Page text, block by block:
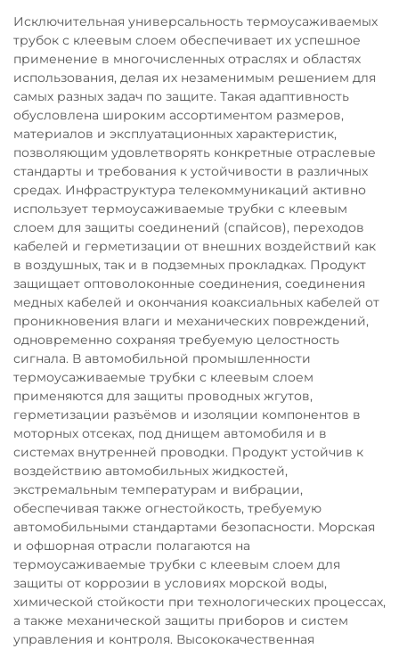
Исключительная универсальность термоусаживаемых
трубок с клеевым слоем обеспечивает их успешное
применение в многочисленных отраслях и областях
использования, делая их незаменимым решением для
самых разных задач по защите. Такая адаптивность
обусловлена широким ассортиментом размеров,
материалов и эксплуатационных характеристик,
позволяющим удовлетворять конкретные отраслевые
стандарты и требования к устойчивости в различных
средах. Инфраструктура телекоммуникаций активно
использует термоусаживаемые трубки с клеевым
слоем для защиты соединений (спайсов), переходов
кабелей и герметизации от внешних воздействий как
в воздушных, так и в подземных прокладках. Продукт
защищает оптоволоконные соединения, соединения
медных кабелей и окончания коаксиальных кабелей от
проникновения влаги и механических повреждений,
одновременно сохраняя требуемую целостность
сигнала. В автомобильной промышленности
термоусаживаемые трубки с клеевым слоем
применяются для защиты проводных жгутов,
герметизации разъёмов и изоляции компонентов в
моторных отсеках, под днищем автомобиля и в
системах внутренней проводки. Продукт устойчив к
воздействию автомобильных жидкостей,
экстремальным температурам и вибрации,
обеспечивая также огнестойкость, требуемую
автомобильными стандартами безопасности. Морская
и офшорная отрасли полагаются на
термоусаживаемые трубки с клеевым слоем для
защиты от коррозии в условиях морской воды,
химической стойкости при технологических процессах,
а также механической защиты приборов и систем
управления и контроля. Высококачественная